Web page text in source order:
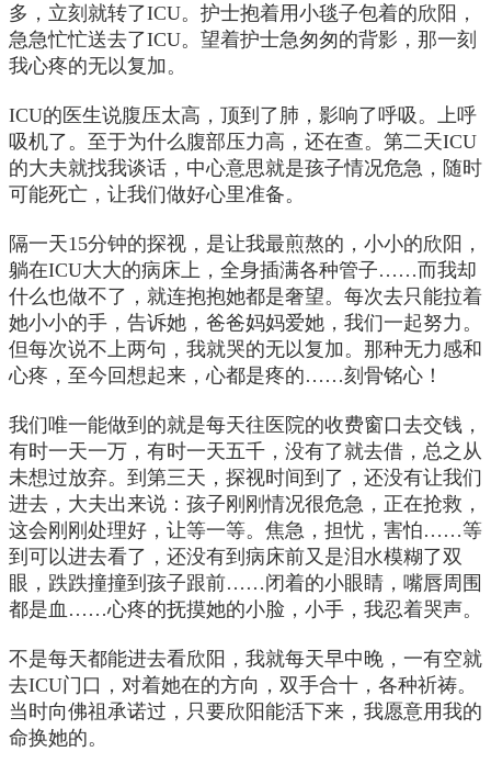
多，立刻就转了ICU。护士抱着用小毯子包着的欣阳，
急急忙忙送去了ICU。望着护士急匆匆的背影，那一刻
我心疼的无以复加。
ICU的医生说腹压太高，顶到了肺，影响了呼吸。上呼
吸机了。至于为什么腹部压力高，还在查。第二天ICU
的大夫就找我谈话，中心意思就是孩子情况危急，随时
可能死亡，让我们做好心里准备。
隔一天15分钟的探视，是让我最煎熬的，小小的欣阳，
躺在ICU大大的病床上，全身插满各种管子……而我却
什么也做不了，就连抱抱她都是奢望。每次去只能拉着
她小小的手，告诉她，爸爸妈妈爱她，我们一起努力。
但每次说不上两句，我就哭的无以复加。那种无力感和
心疼，至今回想起来，心都是疼的……刻骨铭心！
我们唯一能做到的就是每天往医院的收费窗口去交钱，
有时一天一万，有时一天五千，没有了就去借，总之从
未想过放弃。到第三天，探视时间到了，还没有让我们
进去，大夫出来说：孩子刚刚情况很危急，正在抢救，
这会刚刚处理好，让等一等。焦急，担忧，害怕……等
到可以进去看了，还没有到病床前又是泪水模糊了双
眼，跌跌撞撞到孩子跟前……闭着的小眼睛，嘴唇周围
都是血……心疼的抚摸她的小脸，小手，我忍着哭声。
不是每天都能进去看欣阳，我就每天早中晚，一有空就
去ICU门口，对着她在的方向，双手合十，各种祈祷。
当时向佛祖承诺过，只要欣阳能活下来，我愿意用我的
命换她的。